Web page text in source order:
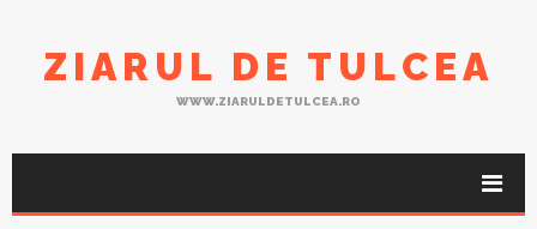
ZIARUL DE TULCEA
WWW.ZIARULDETULCEA.RO